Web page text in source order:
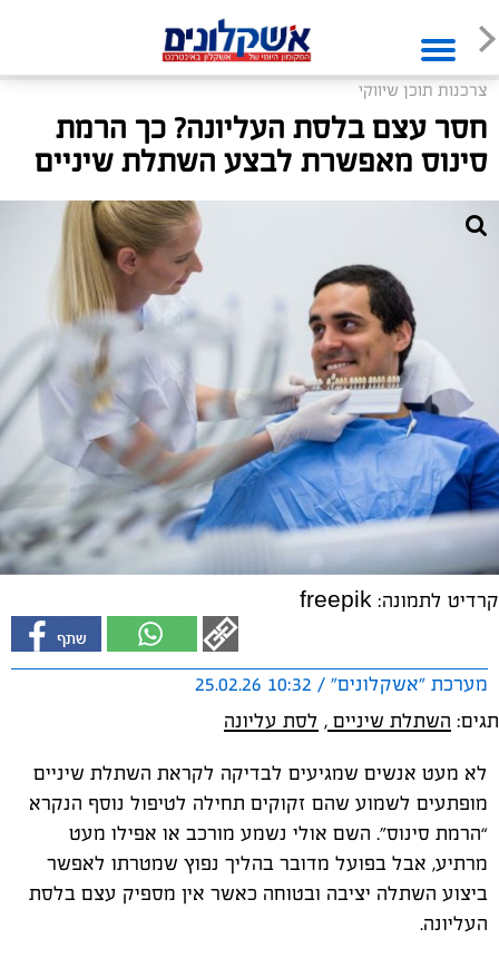
צרכנות תוכן שיווקי
חסר עצם בלסת העליונה? כך הרמת
סינוס מאפשרת לבצע השתלת שיניים
קרדיט לתמונה: freepik
מערכת "אשקלונים" / 10:32 25.02.26
תגים: השתלת שיניים , לסת עליונה
לא מעט אנשים שמגיעים לבדיקה לקראת השתלת שיניים
מופתעים לשמוע שהם זקוקים תחילה לטיפול נוסף הנקרא
“הרמת סינוס”. השם אולי נשמע מורכב או אפילו מעט
מרתיע, אבל בפועל מדובר בהליך נפוץ שמטרתו לאפשר
ביצוע השתלה יציבה ובטוחה כאשר אין מספיק עצם בלסת
העליונה.